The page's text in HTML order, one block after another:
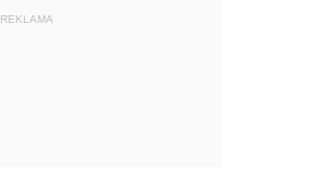
REKLAMA